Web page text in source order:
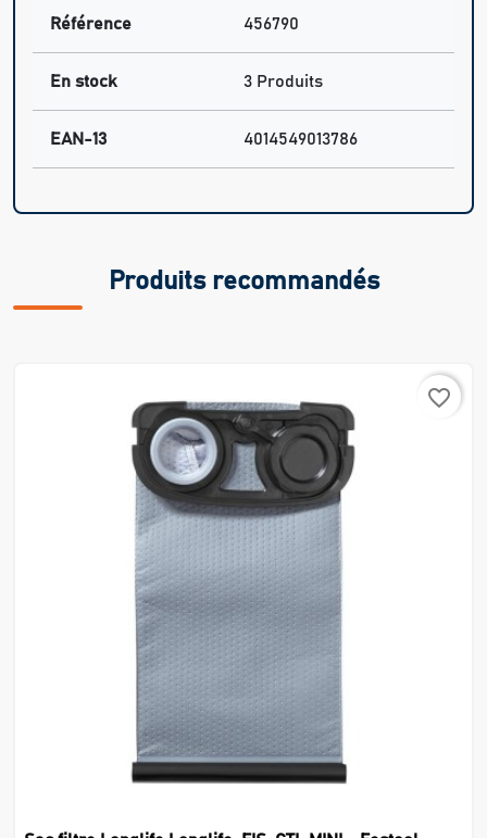
Référence 456790
En stock 3 Produits
EAN-13 4014549013786
Produits recommandés
favorite_border